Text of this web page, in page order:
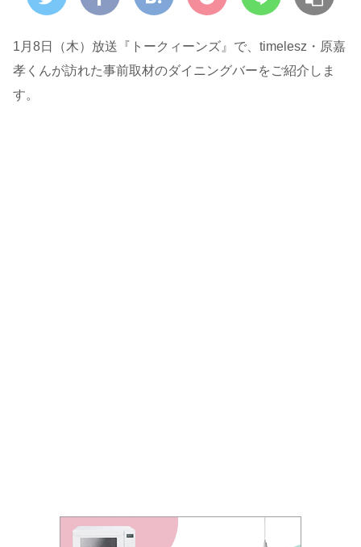
1月8日（木）放送『トークィーンズ』で、timelesz・原嘉
孝くんが訪れた事前取材のダイニングバーをご紹介しま
す。